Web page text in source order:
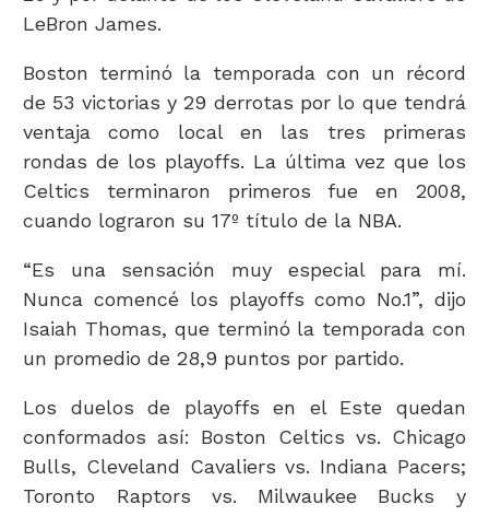
LeBron James.
Boston terminó la temporada con un récord
de 53 victorias y 29 derrotas por lo que tendrá
ventaja como local en las tres primeras
rondas de los playoffs. La última vez que los
Celtics terminaron primeros fue en 2008,
cuando lograron su 17º título de la NBA.
“Es una sensación muy especial para mí.
Nunca comencé los playoffs como No.1”, dijo
Isaiah Thomas, que terminó la temporada con
un promedio de 28,9 puntos por partido.
Los duelos de playoffs en el Este quedan
conformados así: Boston Celtics vs. Chicago
Bulls, Cleveland Cavaliers vs. Indiana Pacers;
Toronto Raptors vs. Milwaukee Bucks y